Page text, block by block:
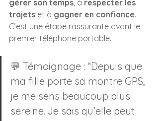
gérer son temps , à respecter les
trajets et à gagner en confiance.
C’est une étape rassurante avant le
premier téléphone portable.
💬 Témoignage : “Depuis que
ma fille porte sa montre GPS,
je me sens beaucoup plus
sereine. Je sais qu’elle peut